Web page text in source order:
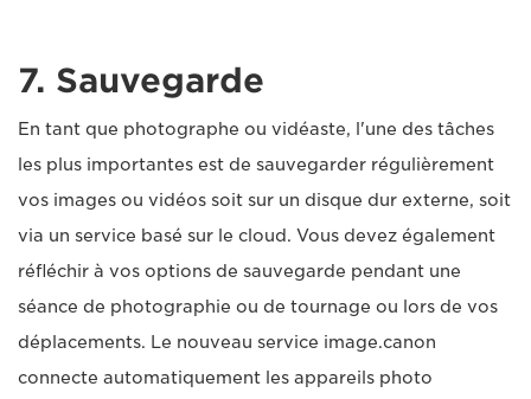
7. Sauvegarde
En tant que photographe ou vidéaste, l'une des tâches
les plus importantes est de sauvegarder régulièrement
vos images ou vidéos soit sur un disque dur externe, soit
via un service basé sur le cloud. Vous devez également
réfléchir à vos options de sauvegarde pendant une
séance de photographie ou de tournage ou lors de vos
déplacements. Le nouveau service image.canon
connecte automatiquement les appareils photo